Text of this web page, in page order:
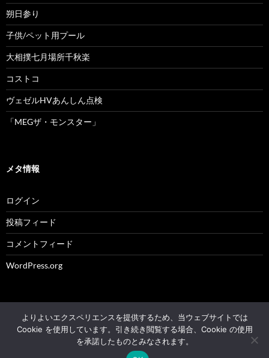
朔日参り
子供/ペット用プール
大相撲七月場所千秋楽
コストコ
ヴェゼルHVあんしん点検
「MEGザ・モンスター」
メタ情報
ログイン
投稿フィード
コメントフィード
WordPress.org
© 2004 - 2026 NK's weblog All rights reserved.
よりよいエクスペリエンスを提供するため、当ウェブサイトでは
Cookie を使用しています。引き続き閲覧する場合、Cookie の使用
を承諾したものとみなされます。